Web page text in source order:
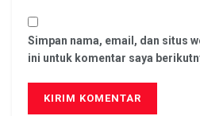
Simpan nama, email, dan situs
ini untuk komentar saya